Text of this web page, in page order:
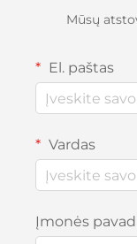
Mūsų
El. paštas
Vardas
Įmonės